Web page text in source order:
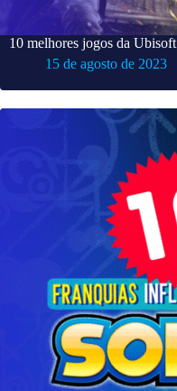
10 melhores jogos da Ubisoft
15 de agosto de 2023